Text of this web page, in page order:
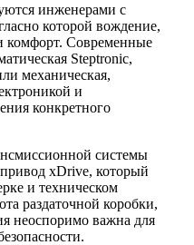
инженерами с
которой вождение,
комфорт. Современные
Steptronic,
механическая,
и
конкретного
системы
xDrive, который
и техническом
раздаточной коробки,
неоспоримо важна для